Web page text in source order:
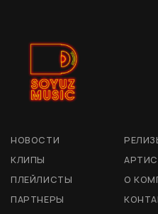
НОВОСТИ
КЛИПЫ
ПЛЕЙЛИСТЫ
О
ПАРТНЕРЫ